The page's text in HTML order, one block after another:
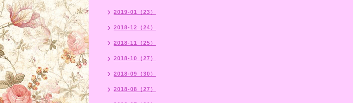
2019-01（23）
2018-12（24）
2018-11（25）
2018-10（27）
2018-09（30）
2018-08（27）